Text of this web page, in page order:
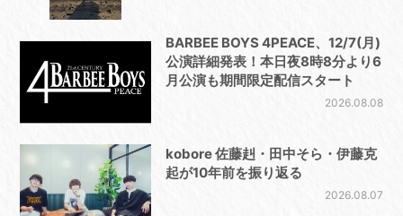
BARBEE BOYS 4PEACE、12/7(月)
公演詳細発表！本日夜8時8分より6
月公演も期間限定配信スタート
2026.08.08
kobore 佐藤赳・田中そら・伊藤克
起が10年前を振り返る
2026.08.07